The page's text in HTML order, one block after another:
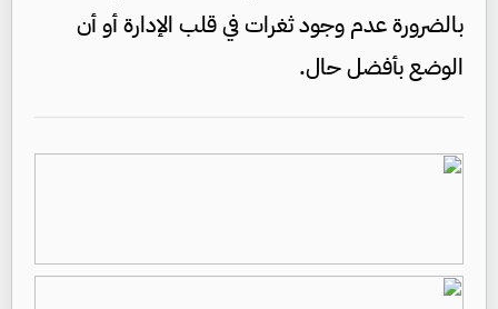
بالضرورة عدم وجود ثغرات في قلب الإدارة أو أن
الوضع بأفضل حال.